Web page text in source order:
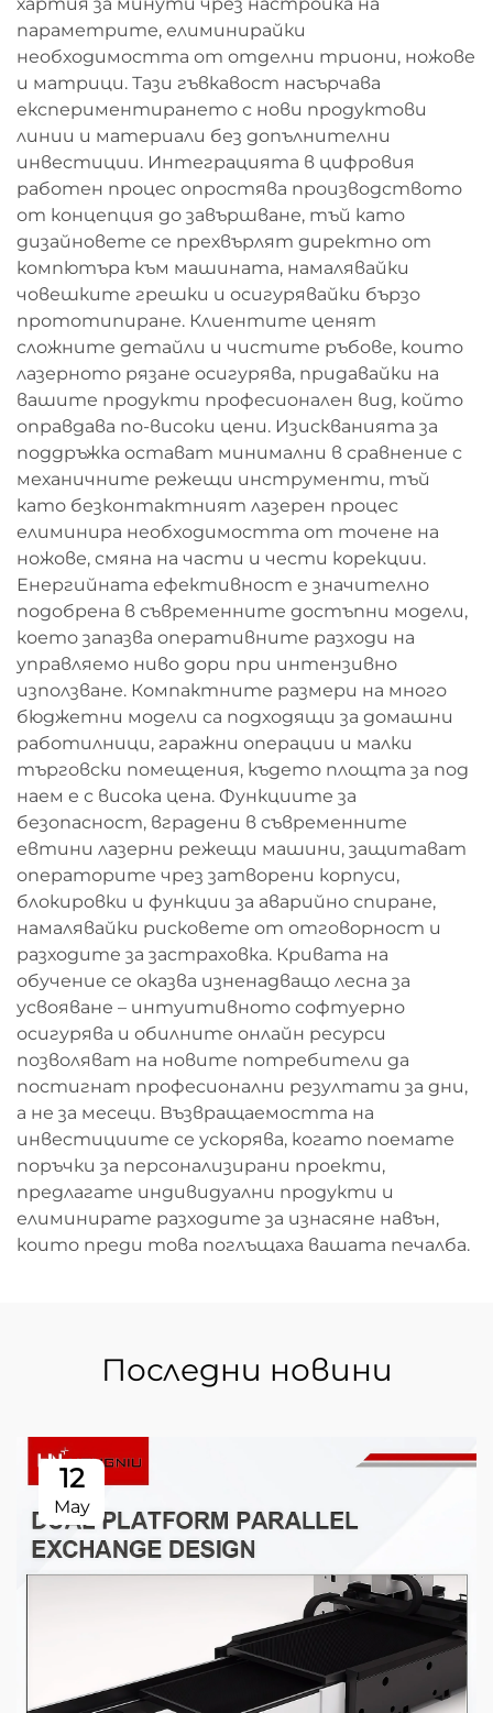
параметрите, елиминирайки
необходимостта от отделни триони, ножове
и матрици. Тази гъвкавост насърчава
експериментирането с нови продуктови
линии и материали без допълнителни
инвестиции. Интеграцията в цифровия
работен процес опростява производството
от концепция до завършване, тъй като
дизайновете се прехвърлят директно от
компютъра към машината, намалявайки
човешките грешки и осигурявайки бързо
прототипиране. Клиентите ценят
сложните детайли и чистите ръбове, които
лазерното рязане осигурява, придавайки на
вашите продукти професионален вид, който
оправдава по-високи цени. Изискванията за
поддръжка остават минимални в сравнение с
механичните режещи инструменти, тъй
като безконтактният лазерен процес
елиминира необходимостта от точене на
ножове, смяна на части и чести корекции.
Енергийната ефективност е значително
подобрена в съвременните достъпни модели,
което запазва оперативните разходи на
управляемо ниво дори при интензивно
използване. Компактните размери на много
бюджетни модели са подходящи за домашни
работилници, гаражни операции и малки
търговски помещения, където площта за под
наем е с висока цена. Функциите за
безопасност, вградени в съвременните
евтини лазерни режещи машини, защитават
операторите чрез затворени корпуси,
блокировки и функции за аварийно спиране,
намалявайки рисковете от отговорност и
разходите за застраховка. Кривата на
обучение се оказва изненадващо лесна за
усвояване – интуитивното софтуерно
осигурява и обилните онлайн ресурси
позволяват на новите потребители да
постигнат професионални резултати за дни,
а не за месеци. Възвращаемостта на
инвестициите се ускорява, когато поемате
поръчки за персонализирани проекти,
предлагате индивидуални продукти и
елиминирате разходите за изнасяне навън,
които преди това поглъщаха вашата печалба.
Последни новини
12
May